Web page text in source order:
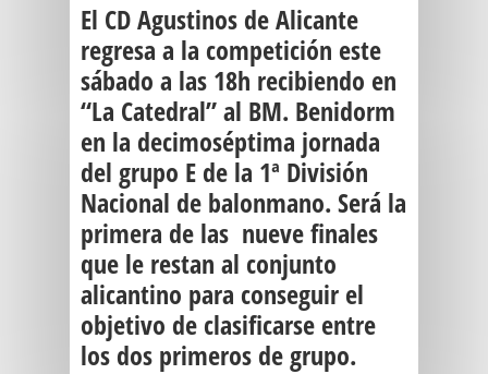
El CD Agustinos de Alicante
regresa a la competición este
sábado a las 18h recibiendo en
“La Catedral” al BM. Benidorm
en la decimoséptima jornada
del grupo E de la 1ª División
Nacional de balonmano. Será la
primera de las nueve finales
que le restan al conjunto
alicantino para conseguir el
objetivo de clasificarse entre
los dos primeros de grupo.